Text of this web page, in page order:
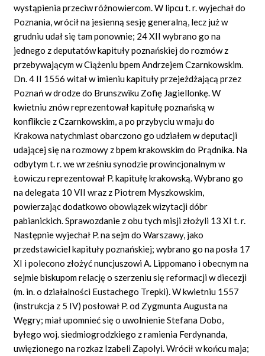
wystąpienia przeciw różnowiercom. W lipcu t. r. wyjechał do
Poznania, wrócił na jesienną sesję generalną, lecz już w
grudniu udał się tam ponownie; 24 XII wybrano go na
jednego z deputatów kapituły poznańskiej do rozmów z
przebywającym w Ciążeniu bpem Andrzejem Czarnkowskim.
Dn. 4 II 1556 witał w imieniu kapituły przejeżdżającą przez
Poznań w drodze do Brunszwiku Zofię Jagiellonkę. W
kwietniu znów reprezentował kapitułę poznańską w
konflikcie z Czarnkowskim, a po przybyciu w maju do
Krakowa natychmiast obarczono go udziałem w deputacji
udającej się na rozmowy z bpem krakowskim do Prądnika. Na
odbytym t. r. we wrześniu synodzie prowincjonalnym w
Łowiczu reprezentował P. kapitułę krakowską. Wybrano go
na delegata 10 VII wraz z Piotrem Myszkowskim,
powierzając dodatkowo obowiązek wizytacji dóbr
pabianickich. Sprawozdanie z obu tych misji złożyli 13 XI t. r.
Następnie wyjechał P. na sejm do Warszawy, jako
przedstawiciel kapituły poznańskiej; wybrano go na posła 17
XI i polecono złożyć nuncjuszowi A. Lippomano i obecnym na
sejmie biskupom relację o szerzeniu się reformacji w diecezji
(m. in. o działalności Eustachego Trepki). W kwietniu 1557
(instrukcja z 5 IV) posłował P. od Zygmunta Augusta na
Węgry; miał upomnieć się o uwolnienie Stefana Dobo,
byłego woj. siedmiogrodzkiego z ramienia Ferdynanda,
uwięzionego na rozkaz Izabeli Zapolyi. Wrócił w końcu maja;